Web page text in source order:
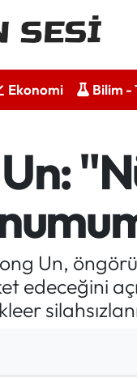
Ekonomi Bilim -
Un,
edeceğini